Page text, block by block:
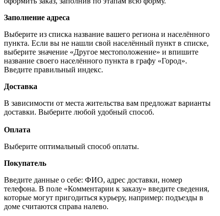
Заполнение адреса
Выберите из списка название вашего региона и населённого
пункта. Если вы не нашли свой населённый пункт в списке,
выберите значение «Другое местоположение» и впишите
название своего населённого пункта в графу «Город».
Введите правильный индекс.
Доставка
В зависимости от места жительства вам предложат варианты
доставки. Выберите любой удобный способ.
Оплата
Выберите оптимальный способ оплаты.
Покупатель
Введите данные о себе: ФИО, адрес доставки, номер
телефона. В поле «Комментарии к заказу» введите сведения,
которые могут пригодиться курьеру, например: подъезды в
доме считаются справа налево.